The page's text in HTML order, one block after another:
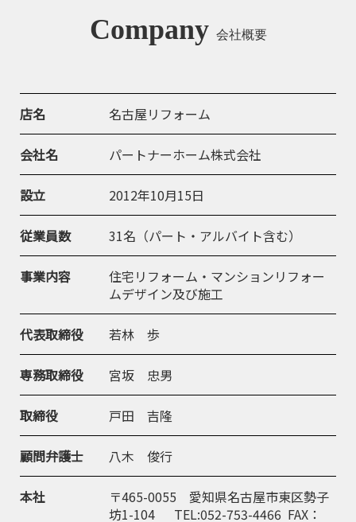
Company 会社概要
店名 名古屋リフォーム
会社名 パートナーホーム株式会社
設立 2012年10月15日
従業員数 31名（パート・アルバイト含む）
事業内容
住宅リフォーム・マンションリフォー
ムデザイン及び施工
代表取締役 若林 歩
専務取締役 宮坂 忠男
取締役 戸田 吉隆
顧問弁護士 八木 俊行
本社
〒465-0055 愛知県名古屋市東区勢子
坊1-104 TEL:052-753-4466 FAX：